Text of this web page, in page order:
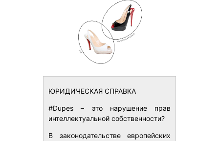
ЮРИДИЧЕСКАЯ СПРАВКА
#Dupes – это нарушение прав
интеллектуальной собственности?
В законодательстве европейских